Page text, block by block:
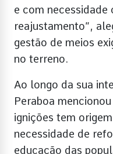
e com necessidade
reajustamento”,
gestão de meios
no terreno.
Ao longo da sua
Peraboa
ignições tem
necessidade de
educação das